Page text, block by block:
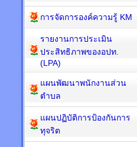
การจัดการองค์ความรู้ KM
รายงานการประเมิน
ประสิทธิภาพของอปท.
(LPA)
แผนพัฒนาพนักงานส่วน
ตำบล
แผนปฏิบัติการป้องกันการ
ทุจริต